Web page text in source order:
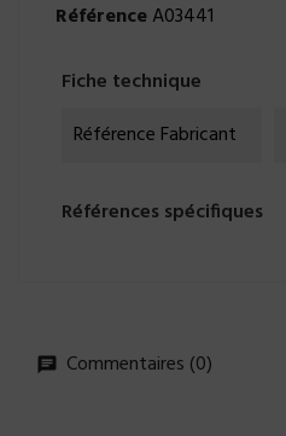
RéférenceA03441
Fiche technique
Référence Fabricant
Références spécifiques
Commentaires (0)